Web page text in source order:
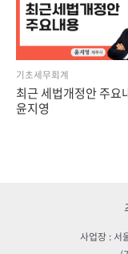
기초세무회계
최근 세법개정안 주요
윤지영
사업장 : 서